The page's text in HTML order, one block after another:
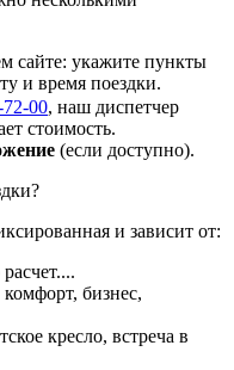
сайте: укажите пункты
и время поездки.
00, наш диспетчер
стоимость.
(если доступно).
и зависит от:
расчет....
бизнес,
кресло, встреча в